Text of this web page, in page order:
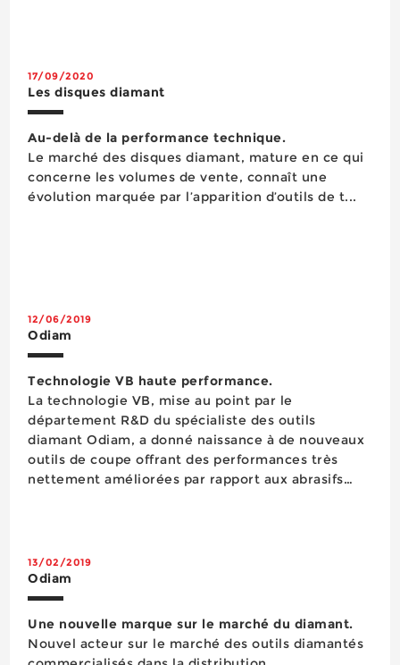
17/09/2020
Les disques diamant
Au-delà de la performance technique.
Le marché des disques diamant, mature en ce qui
concerne les volumes de vente, connaît une
évolution marquée par l’apparition d’outils de t...
12/06/2019
Odiam
Technologie VB haute performance.
La technologie VB, mise au point par le
département R&D du spécialiste des outils
diamant Odiam, a donné naissance à de nouveaux
outils de coupe offrant des performances très
nettement améliorées par rapport aux abrasifs
13/02/2019
Odiam
Une nouvelle marque sur le marché du diamant.
Nouvel acteur sur le marché des outils diamantés